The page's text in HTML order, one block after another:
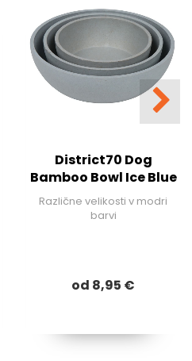
District70 Dog
Bamboo Bowl Ice Blue
Različne velikosti v modri
barvi
od 8,95 €